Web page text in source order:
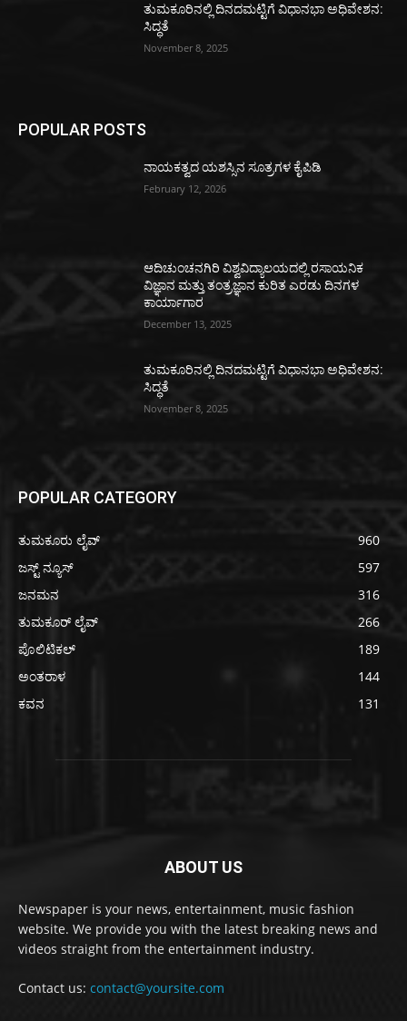
ತುಮಕೂರಿನಲ್ಲಿ ದಿನದಮಟ್ಟಿಗೆ ವಿಧಾನಭಾ ಅಧಿವೇಶನ:
ಸಿದ್ಧತೆ
November 8, 2025
POPULAR POSTS
ನಾಯಕತ್ವದ ಯಶಸ್ಸಿನ ಸೂತ್ರಗಳ ಕೈಪಿಡಿ
February 12, 2026
ಆದಿಚುಂಚನಗಿರಿ ವಿಶ್ವವಿದ್ಯಾಲಯದಲ್ಲಿ ರಸಾಯನಿಕ
ವಿಜ್ಞಾನ ಮತ್ತು ತಂತ್ರಜ್ಞಾನ ಕುರಿತ ಎರಡು ದಿನಗಳ
ಕಾರ್ಯಾಗಾರ
December 13, 2025
ತುಮಕೂರಿನಲ್ಲಿ ದಿನದಮಟ್ಟಿಗೆ ವಿಧಾನಭಾ ಅಧಿವೇಶನ:
ಸಿದ್ಧತೆ
November 8, 2025
POPULAR CATEGORY
ತುಮಕೂರು ಲೈವ್
960
ಜಸ್ಟ್ ನ್ಯೂಸ್
597
ಜನಮನ
316
ತುಮಕೂರ್ ಲೈವ್
266
ಪೊಲಿಟಿಕಲ್
189
ಅಂತರಾಳ
144
ಕವನ
131
ABOUT US
Newspaper is your news, entertainment, music fashion
website. We provide you with the latest breaking news and
videos straight from the entertainment industry.
Contact us: contact@yoursite.com